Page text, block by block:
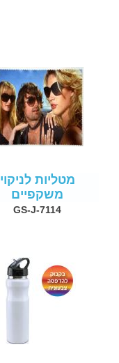
מטליות לניקוי
משקפיים
GS-J-7114